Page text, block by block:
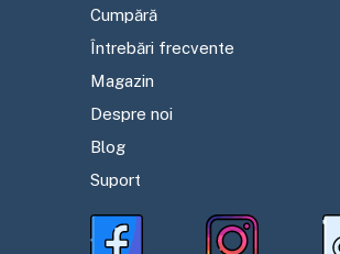
Cumpără
Întrebări frecvente
Magazin
Despre noi
Blog
Suport